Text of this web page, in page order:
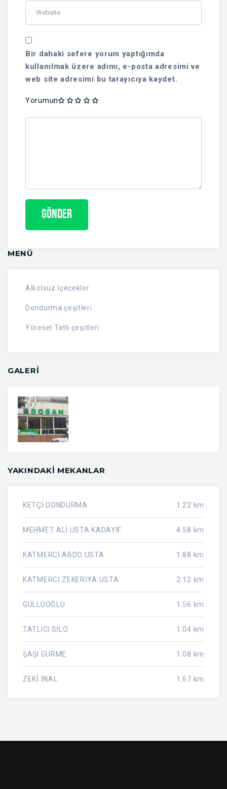
Bir dahaki sefere yorum yaptığımda
kullanılmak üzere adımı, e-posta adresimi ve
web site adresimi bu tarayıcıya kaydet.
Yorumun
MENÜ
Alkolsüz İçecekler
Dondurma çeşitleri
Yöresel Tatlı çeşitleri
GALERİ
YAKINDAKI MEKANLAR
KETÇİ DONDURMA 1.22 km
MEHMET ALİ USTA KADAYIF 4.58 km
KATMERCİ ABDO USTA 1.88 km
KATMERCİ ZEKERİYA USTA 2.12 km
GÜLLÜOĞLU 1.56 km
TATLICI SİLO 1.04 km
ŞAŞI GURME 1.08 km
ZEKİ İNAL 1.67 km